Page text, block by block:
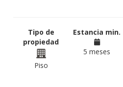
Tipo de
propiedad
Piso
Estancia min.
5 meses